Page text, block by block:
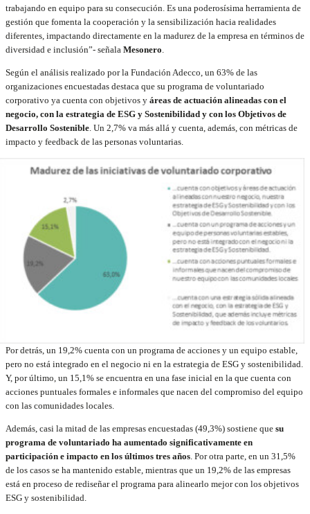
trabajando en equipo para su consecución. Es una poderosísima herramienta de
gestión que fomenta la cooperación y la sensibilización hacia realidades
diferentes, impactando directamente en la madurez de la empresa en términos de
diversidad e inclusión”- señala Mesonero
Según el análisis realizado por la Fundación Adecco, un 63% de las
organizaciones encuestadas destaca que su programa de voluntariado
corporativo ya cuenta con objetivos y áreas de actuación alineadas con el
negocio, con la estrategia de ESG y Sostenibilidad y con los Objetivos de
Desarrollo Sostenible . Un 2,7% va más allá y cuenta, además, con métricas de
impacto y feedback de las personas voluntarias.
Por detrás, un 19,2% cuenta con un programa de acciones y un equipo estable,
pero no está integrado en el negocio ni en la estrategia de ESG y sostenibilidad.
Y, por último, un 15,1% se encuentra en una fase inicial en la que cuenta con
acciones puntuales formales e informales que nacen del compromiso del equipo
con las comunidades locales.
Además, casi la mitad de las empresas encuestadas (49,3%) sostiene que su
programa de voluntariado ha aumentado significativamente en
participación e impacto en los últimos tres años . Por otra parte, en un 31,5%
de los casos se ha mantenido estable, mientras que un 19,2% de las empresas
está en proceso de rediseñar el programa para alinearlo mejor con los objetivos
ESG y sostenibilidad.